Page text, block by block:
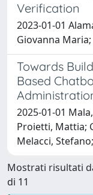
Verification
2023-01-01
Giovanna
Towards
Based
2025-01-01
Proietti, Mattia;
Melacci,
Mostrati risultati
di 11